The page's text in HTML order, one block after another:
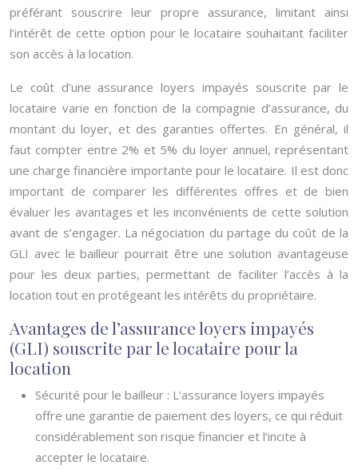
préférant souscrire leur propre assurance, limitant ainsi
l’intérêt de cette option pour le locataire souhaitant faciliter
son accès à la location.
Le coût d’une assurance loyers impayés souscrite par le
locataire varie en fonction de la compagnie d’assurance, du
montant du loyer, et des garanties offertes. En général, il
faut compter entre 2% et 5% du loyer annuel, représentant
une charge financière importante pour le locataire. Il est donc
important de comparer les différentes offres et de bien
évaluer les avantages et les inconvénients de cette solution
avant de s’engager. La négociation du partage du coût de la
GLI avec le bailleur pourrait être une solution avantageuse
pour les deux parties, permettant de faciliter l’accès à la
location tout en protégeant les intérêts du propriétaire.
Avantages de l’assurance loyers impayés
(GLI) souscrite par le locataire pour la
location
Sécurité pour le bailleur : L’assurance loyers impayés
offre une garantie de paiement des loyers, ce qui réduit
considérablement son risque financier et l’incite à
accepter le locataire.